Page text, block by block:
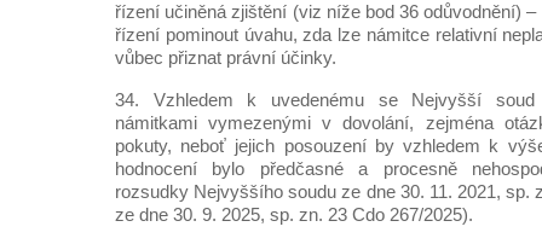
řízení učiněná zjištění (viz níže bod 36 odůvodnění)
řízení pominout úvahu, zda lze námitce relativní
vůbec přiznat právní účinky.
34. Vzhledem k uvedenému se Nejvyšší
námitkami vymezenými v dovolání, zejména
pokuty, neboť jejich posouzení by vzhledem k
hodnocení bylo předčasné a procesně
rozsudky Nejvyššího soudu ze dne 30. 11. 2021, sp.
ze dne 30. 9. 2025, sp. zn. 23 Cdo 267/2025).